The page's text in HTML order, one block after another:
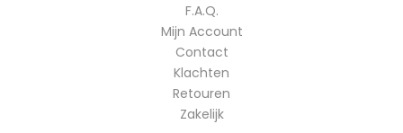
F.A.Q.
Mijn Account
Contact
Klachten
Retouren
Zakelijk